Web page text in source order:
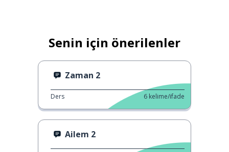
Senin için önerilenler
Zaman 2
Ders 6 kelime/ifade
Ailem 2